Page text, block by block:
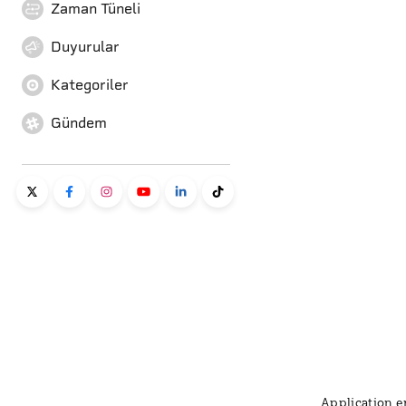
Zaman Tüneli
Duyurular
Kategoriler
Gündem
Application